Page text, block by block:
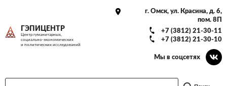
ГЭПИЦЕНТР
Центр гуманитарных,
социально-экономических
и политических исследований
г. Омск, ул. Красина, д. 6,
пом. 8П
+7 (3812) 21-30-11
+7 (3812) 21-30-10
Мы в соцсетях